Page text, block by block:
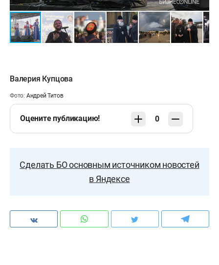
Валерия Купцова
Фото: Андрей Титов
Оцените публикацию! 0
Сделать БО основным источником новостей
в Яндексе